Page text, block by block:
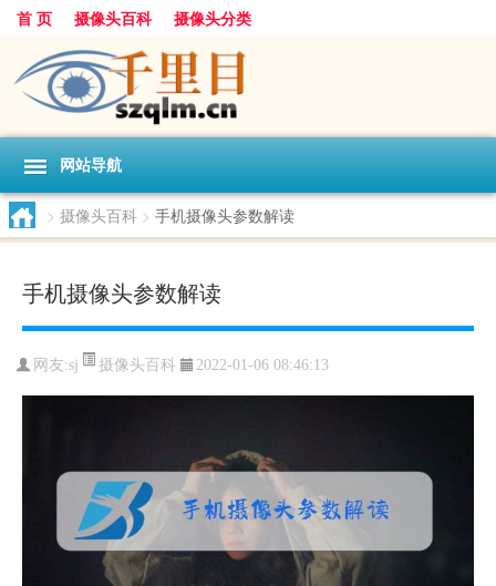
首 页 摄像头百科 摄像头分类
网站导航
> 摄像头百科 > 手机摄像头参数解读
手机摄像头参数解读
网友:sj 摄像头百科 2022-01-06 08:46:13